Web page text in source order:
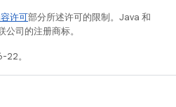
许可部分所述许可的限制。Java 和
司的注册商标。
。